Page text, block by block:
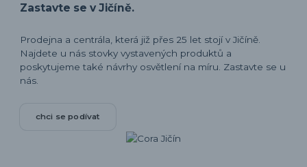
Zastavte se v Jičíně.
Prodejna a centrála, která již přes 25 let stojí v Jičíně.
Najdete u nás stovky vystavených produktů a
poskytujeme také návrhy osvětlení na míru. Zastavte se u
nás.
chci se podívat